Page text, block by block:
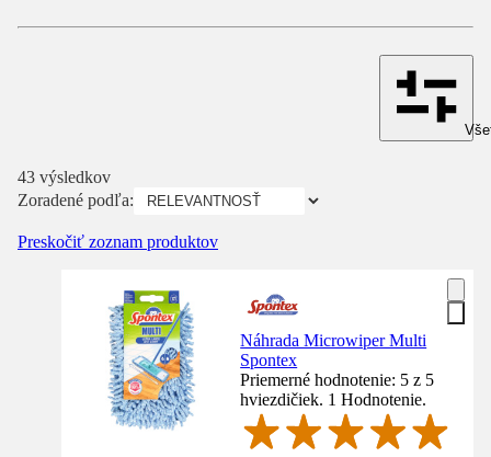
43 výsledkov
Zoradené podľa:
Preskočiť zoznam produktov
Náhrada Microwiper Multi
Spontex
Priemerné hodnotenie: 5 z 5
hviezdičiek. 1 Hodnotenie.